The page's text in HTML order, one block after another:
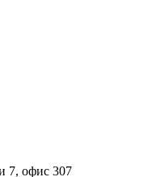
7, офис 307